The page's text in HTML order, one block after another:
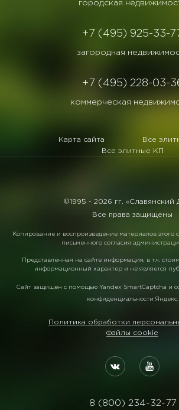
городская
+7 (495) 925-33-
загородная
+7 (495) 228-03-
коммерческая
Карта сайта
Все
Все элитные КП
©1995 - 2026 гг. «Славянский
Все права защищены
Копирование и воспроизведение материалов этого
письменного согласия
Представленная на сайте информация, в т.ч.
информационный характер и не является
Сайт защищен с помощью Yandex SmartCaptcha и
конфиденциальности Яндекс.
Политика обработки
Файлы cookie
8 (800) 234-32-77